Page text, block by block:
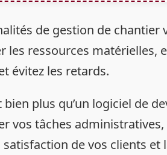
de gestion de chantier
les ressources matérielles,
évitez les retards.
bien plus qu’un logiciel de
vos tâches
satisfaction de vos clients